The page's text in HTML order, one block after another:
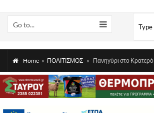
Go to...
Home » ΠΟΛΙΤΙΣΜΟΣ » Πανηγύρι στο Κρατερό